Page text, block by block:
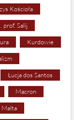
Kościoła
prof. Salij
Kurdowie
Łucja dos Santos
Macron
Malta